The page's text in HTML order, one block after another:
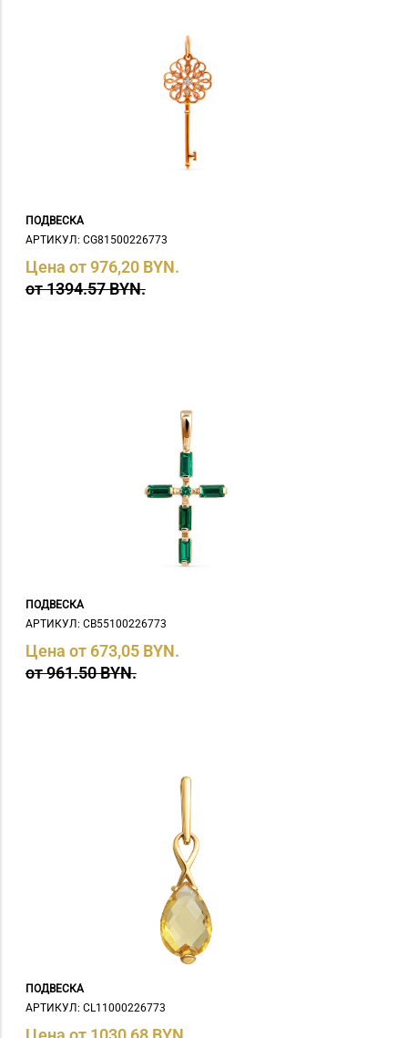
ПОДВЕСКА
АРТИКУЛ: СG81500226773
Цена от 976,20 BYN.
от 1394.57 BYN.
ПОДВЕСКА
АРТИКУЛ: СB55100226773
Цена от 673,05 BYN.
от 961.50 BYN.
ПОДВЕСКА
АРТИКУЛ: СL11000226773